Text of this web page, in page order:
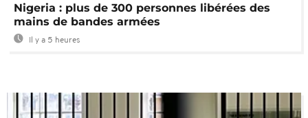
Nigeria : plus de 300 personnes libérées des
mains de bandes armées
Il y a 5 heures